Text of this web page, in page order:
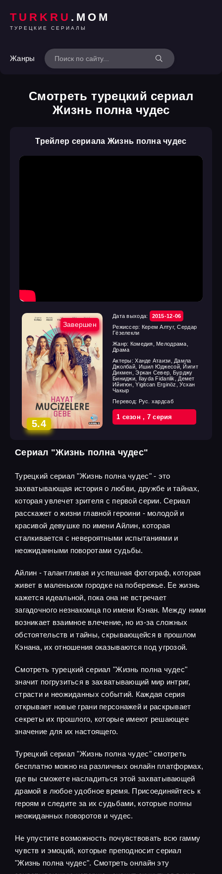
TURKRU .MOM
ТУРЕЦКИЕ СЕРИАЛЫ
Жанры
Смотреть турецкий сериал
Жизнь полна чудес
Трейлер сериала Жизнь полна чудес
Завершен
5.4
Дата выхода:
2015-12-06
Режиссер: Керем Алтуг, Сердар
Гёзелекли
Жанр: Комедия, Мелодрама,
Драма
Актеры:Ханде Атаизи, Дамла
Джолбай, Ишил Юджесой, Йигит
Дикмен, Эркан Север, Бурджу
Биниджи, Ilayda Fidanlik, Демет
Ийигюн, Yigitcan Erginöz, Усхан
Чакыр
Перевод: Рус. хардсаб
1 cезон, 7 cерия
Сериал "Жизнь полна чудес"
Турецкий сериал "Жизнь полна чудес" - это
захватывающая история о любви, дружбе и тайнах,
которая увлечет зрителя с первой серии. Сериал
расскажет о жизни главной героини - молодой и
красивой девушке по имени Айлин, которая
сталкивается с невероятными испытаниями и
неожиданными поворотами судьбы.
Айлин - талантливая и успешная фотограф, которая
живет в маленьком городке на побережье. Ее жизнь
кажется идеальной, пока она не встречает
загадочного незнакомца по имени Кэнан. Между ними
возникает взаимное влечение, но из-за сложных
обстоятельств и тайны, скрывающейся в прошлом
Кэнана, их отношения оказываются под угрозой.
Смотреть турецкий сериал "Жизнь полна чудес"
значит погрузиться в захватывающий мир интриг,
страсти и неожиданных событий. Каждая серия
открывает новые грани персонажей и раскрывает
секреты их прошлого, которые имеют решающее
значение для их настоящего.
Турецкий сериал "Жизнь полна чудес" смотреть
бесплатно можно на различных онлайн платформах,
где вы сможете насладиться этой захватывающей
драмой в любое удобное время. Присоединяйтесь к
героям и следите за их судьбами, которые полны
неожиданных поворотов и чудес.
Не упустите возможность почувствовать всю гамму
чувств и эмоций, которые преподносит сериал
"Жизнь полна чудес". Смотреть онлайн эту